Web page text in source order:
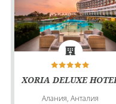
XORIA DELUXE
Алания, Анталия